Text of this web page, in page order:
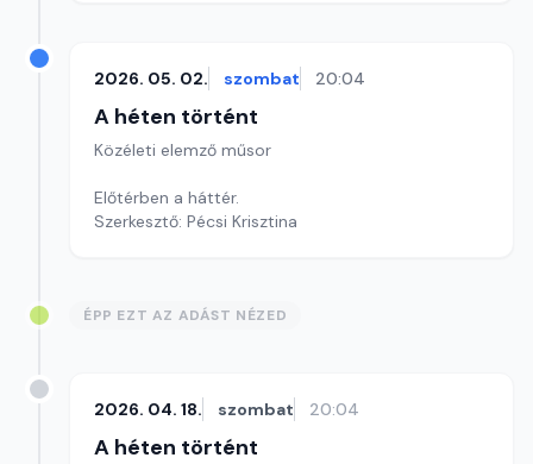
2026. 05. 02. szombat 20:04
A héten történt
Közéleti elemző műsor
Előtérben a háttér.
Szerkesztő: Pécsi Krisztina
ÉPP EZT AZ ADÁST NÉZED
2026. 04. 18. szombat 20:04
A héten történt